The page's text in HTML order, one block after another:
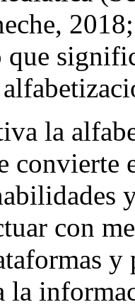
que
la
convierte
con
y
la